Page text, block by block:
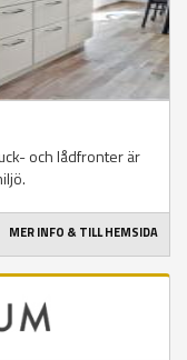
och lådfronter är
MER INFO & TILL HEMSIDA